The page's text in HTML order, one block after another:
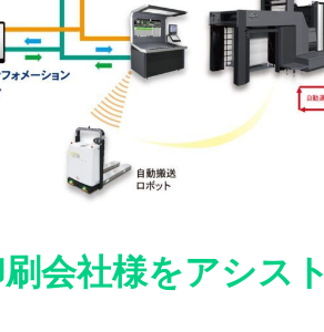
会社様をアシスト